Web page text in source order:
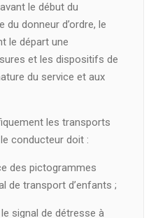
le début du
donneur d’ordre, le
le départ une
et les dispositifs de
du service et aux
les transports
conducteur doit :
des pictogrammes
de transport d’enfants ;
signal de détresse à